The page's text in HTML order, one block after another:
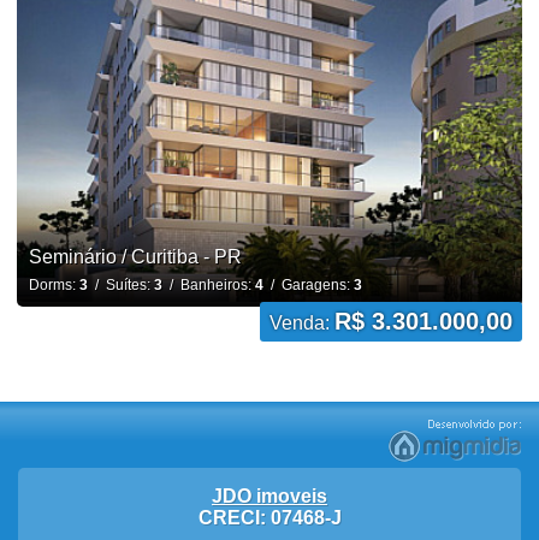
Seminário / Curitiba - PR
Dorms: 3/ Suítes: 3/ Banheiros:4/ Garagens: 3
Venda: R$ 3.301.000,00
JDO imoveis
CRECI: 07468-J